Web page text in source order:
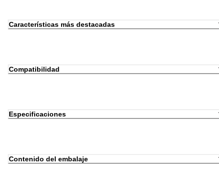
Características más destacadas
Compatibilidad
Especificaciones
Contenido del embalaje